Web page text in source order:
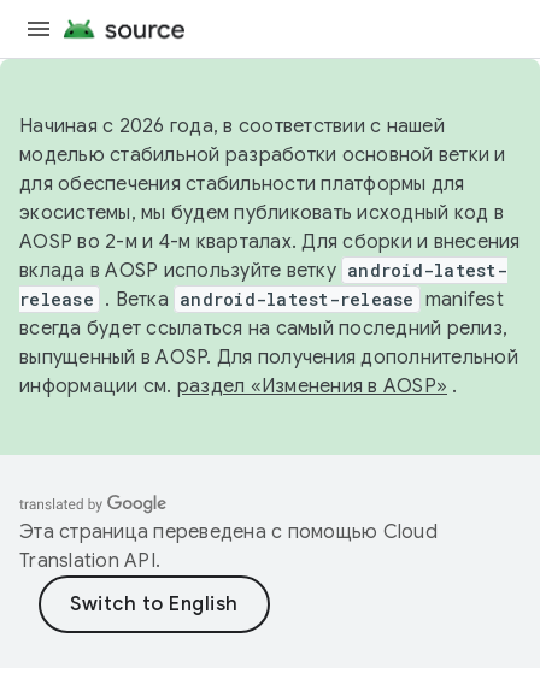
Начиная с 2026 года, в соответствии с нашей
моделью стабильной разработки основной ветки и
для обеспечения стабильности платформы для
экосистемы, мы будем публиковать исходный код в
AOSP во 2-м и 4-м кварталах. Для сборки и внесения
вклада в AOSP используйте ветку android-latest-
release . Ветка android-latest-release manifest
всегда будет ссылаться на самый последний релиз,
выпущенный в AOSP. Для получения дополнительной
информации см. раздел «Изменения в AOSP» .
Эта страница переведена с помощью Cloud
Translation API.